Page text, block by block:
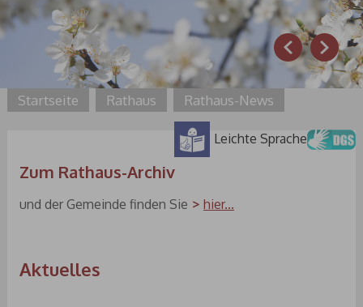
Prev Next
Startseite Rathaus Rathaus-News
Zum Rathaus-Archiv
und der Gemeinde finden Sie hier...
Aktuelles
Leichte Sprache